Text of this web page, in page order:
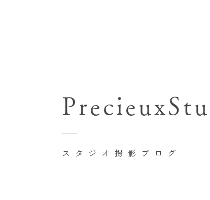
卒業袴･卒業写真撮影
自由が丘店
八王子店
横浜港北店 et Fleur
スタジオ撮影ブログ